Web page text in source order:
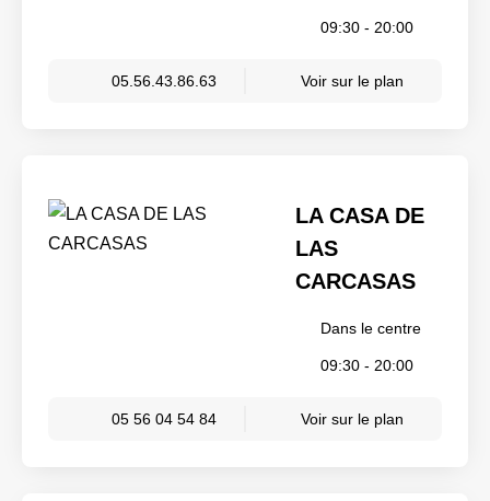
09:30 - 20:00
05.56.43.86.63 Voir sur le plan
LA CASA DE
LAS
CARCASAS
Dans le centre
09:30 - 20:00
05 56 04 54 84 Voir sur le plan